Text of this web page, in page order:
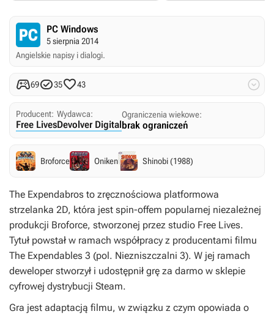
PC Windows
5 sierpnia 2014
Angielskie napisy i dialogi.
693543 
Producent:
Free Lives
Wydawca:
Devolver Digital
Ograniczenia wiekowe:
brak ograniczeń
Broforce Oniken Shinobi (1988)
The Expendabros to zręcznościowa platformowa
strzelanka 2D, która jest spin-offem popularnej niezależnej
produkcji Broforce, stworzonej przez studio Free Lives.
Tytuł powstał w ramach współpracy z producentami filmu
The Expendables 3 (pol. Niezniszczalni 3). W jej ramach
deweloper stworzył i udostępnił grę za darmo w sklepie
cyfrowej dystrybucji Steam.
Gra jest adaptacją filmu, w związku z czym opowiada o